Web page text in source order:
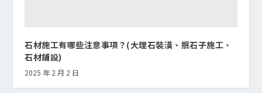
石材施工有哪些注意事項？(大理石裝潢、抿石子施工、
石材鋪設)
2025 年 2 月 2 日